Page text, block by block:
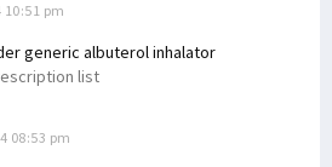
10:51 pm
generic albuterol inhalator
list
08:53 pm